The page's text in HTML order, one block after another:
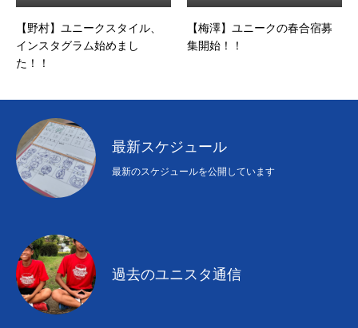
【野村】ユニークスタイル、
インスタグラム始めまし
た！！
【梅澤】ユニークの春合宿募
集開始！！
最新スケジュール
最新のスケジュールを公開しています
過去のユニスタ通信